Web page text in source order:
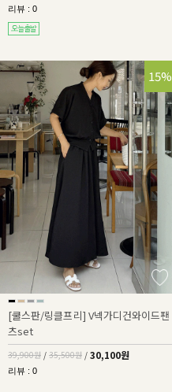
리뷰 : 0
25%
15%
[쿨스판/링클프리] V넥가디건와이드팬
츠set
39,900원 / 35,500원 / 30,100원
리뷰 : 0